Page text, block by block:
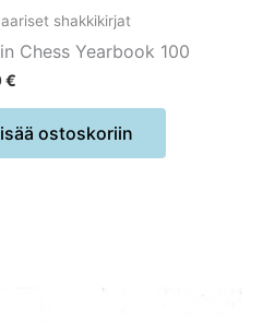
shakkikirjat
Chess Yearbook 100
€
ostoskoriin